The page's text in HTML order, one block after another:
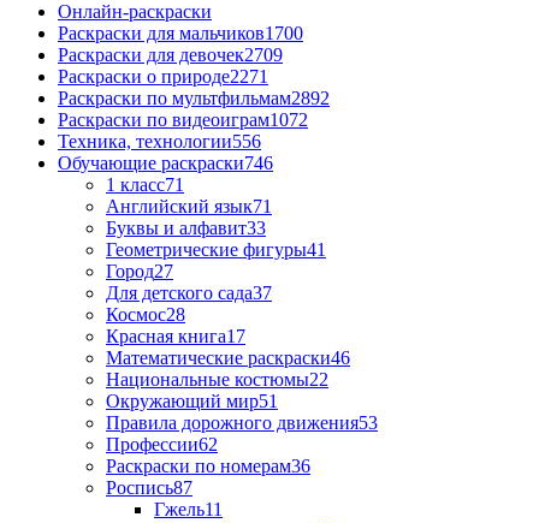
Онлайн-раскраски
Раскраски для мальчиков1700
Раскраски для девочек2709
Раскраски о природе2271
Раскраски по мультфильмам2892
Раскраски по видеоиграм1072
Техника, технологии556
Обучающие раскраски746
1 класс71
Английский язык71
Буквы и алфавит33
Геометрические фигуры41
Город27
Для детского сада37
Космос28
Красная книга17
Математические раскраски46
Национальные костюмы22
Окружающий мир51
Правила дорожного движения53
Профессии62
Раскраски по номерам36
Роспись87
Гжель11